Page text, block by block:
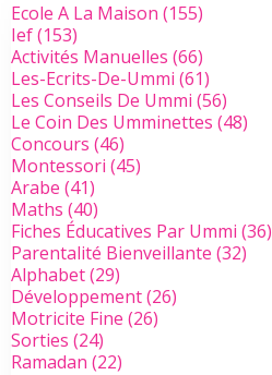
Ecole A La Maison (155)
Ief(153)
Activités Manuelles (66)
Les-Ecrits-De-Ummi (61)
Les Conseils De Ummi (56)
Le Coin Des Umminettes (48)
Concours (46)
Montessori (45)
Arabe (41)
Maths (40)
Fiches Éducatives Par Ummi (36)
Parentalité Bienveillante (32)
Alphabet(29)
Développement(26)
Motricite Fine (26)
Sorties (24)
Ramadan (22)